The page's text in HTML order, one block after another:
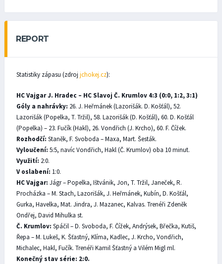
REPORT
Statistiky zápasu (zdroj jchokej.cz):
HC Vajgar J. Hradec – HC Slavoj Č. Krumlov 4:3 (0:0, 1:2, 3:1)
Góly a nahrávky: 26. J. Heřmánek (Lazorišák. D. Košťál), 52.
Lazorišák (Popelka, T. Tržil), 58. Lazorišák (D. Košťál), 60. D. Košťál
(Popelka) – 23. Fučík (Hakl), 26. Vondřich (J. Krcho), 60. F. Čížek.
Rozhodčí: Staněk, F. Svoboda – Maxa, Mart. Šesták.
Vyloučení: 5:5, navíc Vondřich, Hakl (Č. Krumlov) oba 10 minut.
Využití: 2:0.
V oslabení: 1:0.
HC Vajgar: Jágr – Popelka, Ištvánik, Jon, T. Tržil, Janeček, R.
Procházka – M. Stach, Lazorišák, J. Heřmánek, Kubín, D. Košťál,
Gurka, Havelka, Mat. Jindra, J. Mazanec, Kalvas. Trenéři Zdeněk
Ondřej, David Mihulka st.
Č. Krumlov: Spáčil – D. Svoboda, F. Čížek, Andrýsek, Břečka, Kutiš,
Řepa – M. Lukeš, K. Šťastný, Klíma, Kadlec, J. Krcho, Vondřich,
Michalec, Hakl, Fučík. Trenéři Kamil Šťastný a Vilém Migl ml.
Konečný stav série: 2:0.